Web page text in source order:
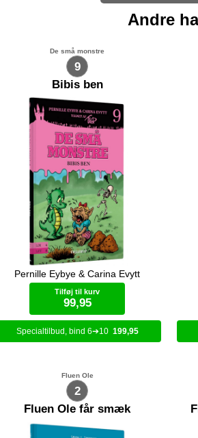
Andre
9
De små monstre
Bibis ben
Bog (hardcover)
Pernille Eybye & Carina Evytt
Tilføj til kurv
99,95
6 10 199,95
2
Fluen Ole
Fluen Ole får smæk